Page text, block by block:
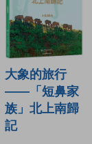
大象的旅行
——「短鼻家
族」北上南歸
記